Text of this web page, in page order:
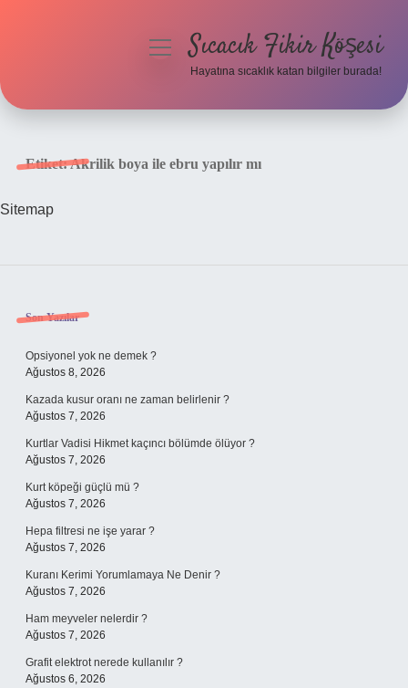
menüyüSıcacık Fikir Köşesi
Hayatına sıcaklık katan bilgiler burada!
Etiket:Akrilik boya ile ebru yapılır mı
Sitemap
Sidebar
Son Yazılar
Opsiyonel yok ne demek ?
Ağustos 8, 2026
Kazada kusur oranı ne zaman belirlenir ?
Ağustos 7, 2026
Kurtlar Vadisi Hikmet kaçıncı bölümde ölüyor ?
Ağustos 7, 2026
Kurt köpeği güçlü mü ?
Ağustos 7, 2026
Hepa filtresi ne işe yarar ?
Ağustos 7, 2026
Kuranı Kerimi Yorumlamaya Ne Denir ?
Ağustos 7, 2026
Ham meyveler nelerdir ?
Ağustos 7, 2026
Grafit elektrot nerede kullanılır ?
Ağustos 6, 2026